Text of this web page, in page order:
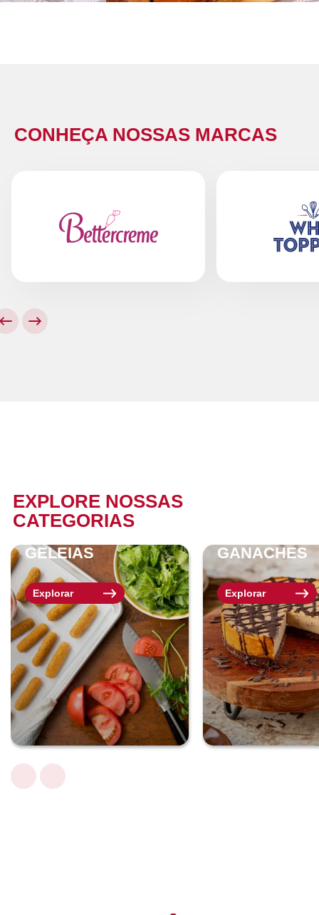
CONHEÇA NOSSAS MARCAS
EXPLORE NOSSAS
CATEGORIAS
GELEIAS
Explorar
GANACHES
Explorar